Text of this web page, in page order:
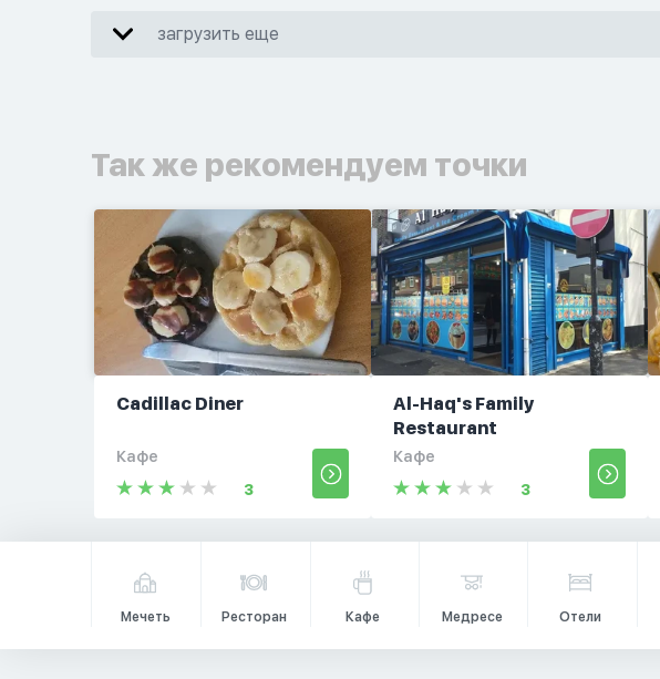
загрузить еще
Так же рекомендуем точки
Cadillac Diner
Кафе
3
Al-Haq's Family
Restaurant
Кафе
3
Мечеть Ресторан Кафе Медресе Отели